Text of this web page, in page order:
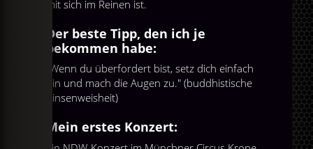
mit sich im Reinen ist.
Der beste Tipp, den ich je
bekommen habe:
"Wenn du überfordert bist, setz dich einfach
hin und mach die Augen zu." (buddhistische
Binsenweisheit)
Mein erstes Konzert: